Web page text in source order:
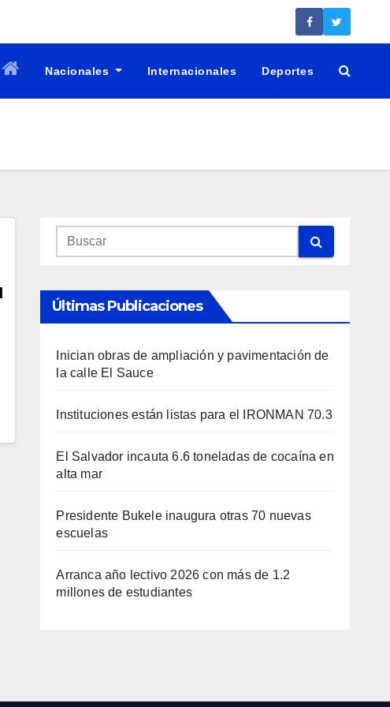
Nacionales Internacionales Deportes
Últimas Publicaciones
Inician obras de ampliación y pavimentación de
la calle El Sauce
Instituciones están listas para el IRONMAN 70.3
El Salvador incauta 6.6 toneladas de cocaína en
alta mar
Presidente Bukele inaugura otras 70 nuevas
escuelas
Arranca año lectivo 2026 con más de 1.2
millones de estudiantes